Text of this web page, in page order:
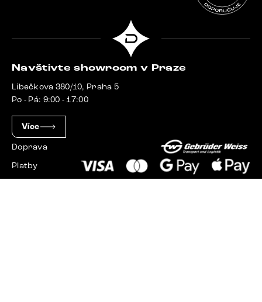
Navštivte showroom v Praze
Libečkova 380/10, Praha 5
Po - Pá: 9:00 - 17:00
Více
Doprava
Platby